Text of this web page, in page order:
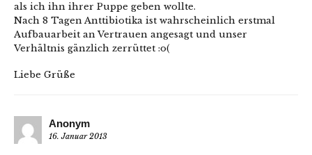
als ich ihn ihrer Puppe geben wollte.
Nach 8 Tagen Anttibiotika ist wahrscheinlich erstmal
Aufbauarbeit an Vertrauen angesagt und unser
Verhältnis gänzlich zerrüttet :o(
Liebe Grüße
Anonym
16. Januar 2013